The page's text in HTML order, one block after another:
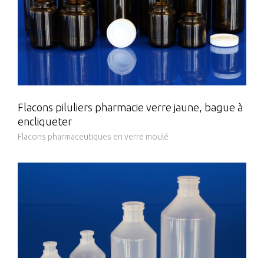
Flacons piluliers pharmacie verre jaune, bague à
encliqueter
Flacons pharmaceutiques en verre moulé